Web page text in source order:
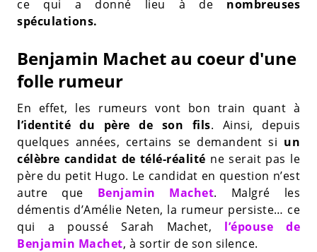
ce qui a donné lieu à de nombreuses
spéculations.
Benjamin Machet au coeur d'une
folle rumeur
En effet, les rumeurs vont bon train quant à
l’identité du père de son fils. Ainsi, depuis
quelques années, certains se demandent si un
célèbre candidat de télé-réalité ne serait pas le
père du petit Hugo. Le candidat en question n’est
autre que Benjamin Machet. Malgré les
démentis d’Amélie Neten, la rumeur persiste… ce
qui a poussé Sarah Machet, l’épouse de
Benjamin Machet, à sortir de son silence.